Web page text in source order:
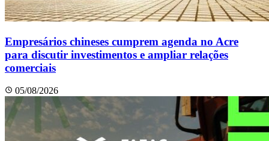
Empresários chineses cumprem agenda no Acre
para discutir investimentos e ampliar relações
comerciais
05/08/2026